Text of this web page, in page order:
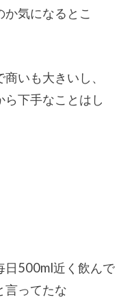
気になるとこ
いも大きいし、
下手なことはし
日500ml近く飲んで
言ってたな